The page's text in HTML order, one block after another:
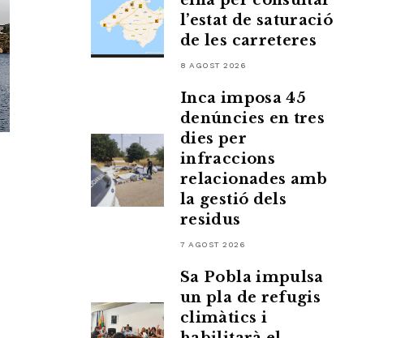
l’estat de saturació
de les carreteres
8 AGOST 2026
Inca imposa 45
denúncies en tres
dies per
infraccions
relacionades amb
la gestió dels
residus
7 AGOST 2026
Sa Pobla impulsa
un pla de refugis
climàtics i